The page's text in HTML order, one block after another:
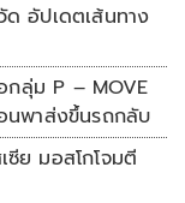
อัปเดตเส้นทาง
กลุ่ม P – MOVE
นพาส่งขึ้นรถกลับ
ซีย มอสโกโจมตี